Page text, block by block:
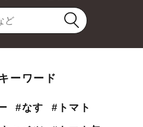
ーワード
#なす
#トマト